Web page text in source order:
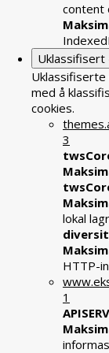
content
Uklassifisert
med å
cookies.
3
lokal
HTTP-
1